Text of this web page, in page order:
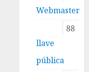
Webmaster
88
llave
pública